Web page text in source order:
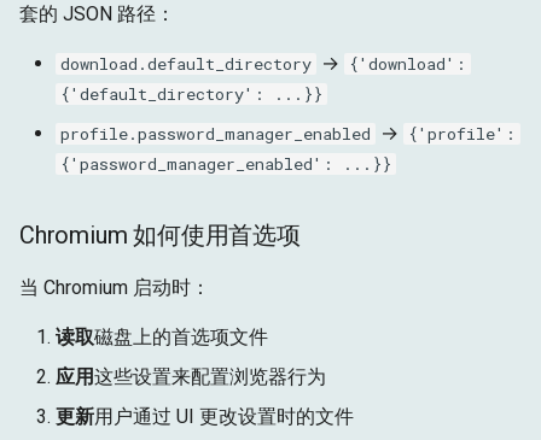
套的 JSON 路径：
download.default_directory →
{'download':
{'default_directory': ...}}
profile.password_manager_enabled
→
{'profile':
{'password_manager_enabled': ...}}
Chromium 如何使用首选项
当 Chromium 启动时：
读取磁盘上的首选项文件
应用这些设置来配置浏览器行为
更新用户通过 UI 更改设置时的文件